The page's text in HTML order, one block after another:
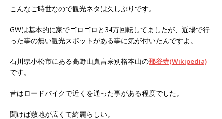
こんなご時世なので観光ネタは久しぶりです。
GWは基本的に家でゴロゴロと34万回転してましたが、近場で行
った事の無い観光スポットがある事に気が付いたんですよ。
石川県小松市にある高野山真言宗別格本山の那谷寺(Wikipedia)
です。
昔はロードバイクで近くを通った事がある程度でした。
聞けば敷地が広くて綺麗らしい。